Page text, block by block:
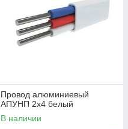
Провод алюминиевый
АПУНП 2х4 белый
В наличии